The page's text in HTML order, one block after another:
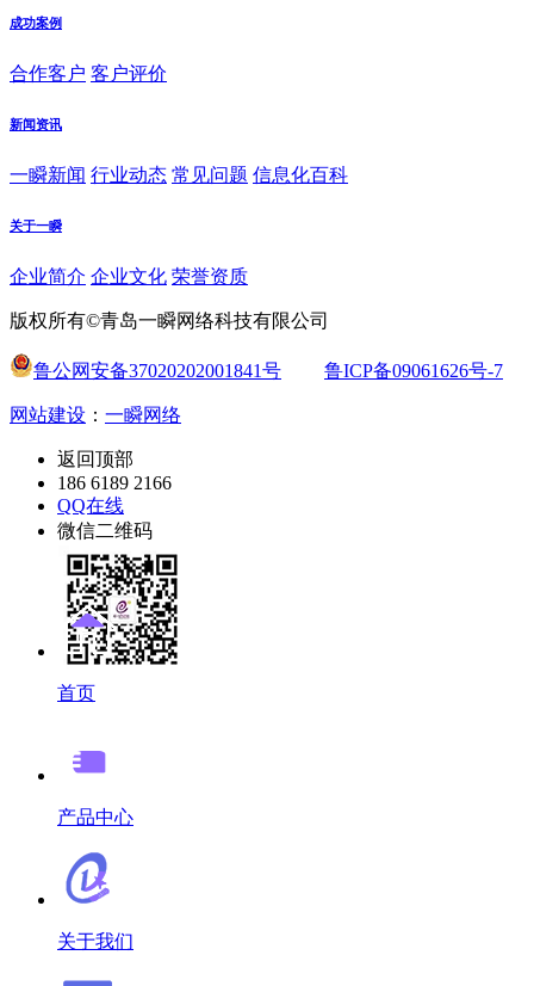
成功案例
合作客户 客户评价
新闻资讯
一瞬新闻 行业动态 常见问题 信息化百科
关于一瞬
企业简介 企业文化 荣誉资质
版权所有©青岛一瞬网络科技有限公司
鲁公网安备37020202001841号 鲁ICP备09061626号-7
网站建设 ： 一瞬网络
返回顶部
186 6189 2166
QQ在线
微信二维码
首页
产品中心
关于我们